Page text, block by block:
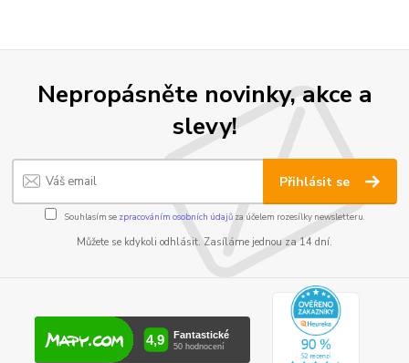
Nepropásněte novinky, akce a
slevy!
Přihlásit se
Souhlasím se zpracováním osobních údajůza účelem rozesílky newsletteru.
Můžete se kdykoli odhlásit. Zasíláme jednou za 14 dní.